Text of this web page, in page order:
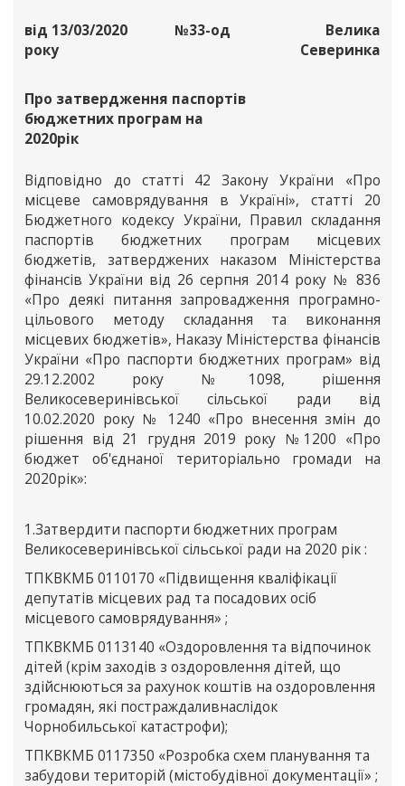
від 13/03/2020
року
№33-од
Велика
Северинка
Про затвердження паспортів
бюджетних програм на
2020рік
Відповідно до статті 42 Закону України «Про
місцеве самоврядування в Україні», статті 20
Бюджетного кодексу України, Правил складання
паспортів бюджетних програм місцевих
бюджетів, затверджених наказом Міністерства
фінансів України від 26 серпня 2014 року № 836
«Про деякі питання запровадження програмно-
цільового методу складання та виконання
місцевих бюджетів», Наказу Міністерства фінансів
України «Про паспорти бюджетних програм» від
29.12.2002 року №1098, рішення
Великосеверинівської сільської ради від
10.02.2020 року № 1240 «Про внесення змін до
рішення від 21 грудня 2019 року №1200 «Про
бюджет об'єднаної територіально громади на
2020рік»:
1.Затвердити паспорти бюджетних програм
Великосеверинівської сільської ради на 2020 рік :
ТПКВКМБ 0110170 «Підвищення кваліфікації
депутатів місцевих рад та посадових осіб
місцевого самоврядування» ;
ТПКВКМБ 0113140 «Оздоровлення та відпочинок
дітей (крім заходів з оздоровлення дітей, що
здійснюються за рахунок коштів на оздоровлення
громадян, які постраждаливнаслідок
Чорнобильської катастрофи);
ТПКВКМБ 0117350 «Розробка схем планування та
забудови територій (містобудівної документації» ;